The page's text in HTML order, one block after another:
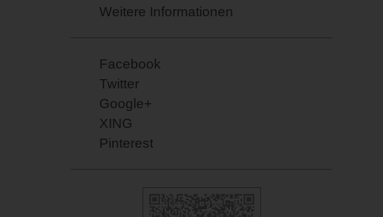
Weitere Informationen
Facebook
Twitter
Google+
XING
Pinterest